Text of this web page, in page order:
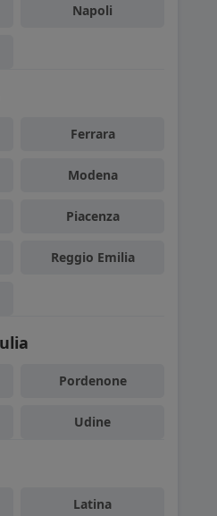
Napoli
Ferrara
Modena
Piacenza
Reggio Emilia
Pordenone
Udine
Latina